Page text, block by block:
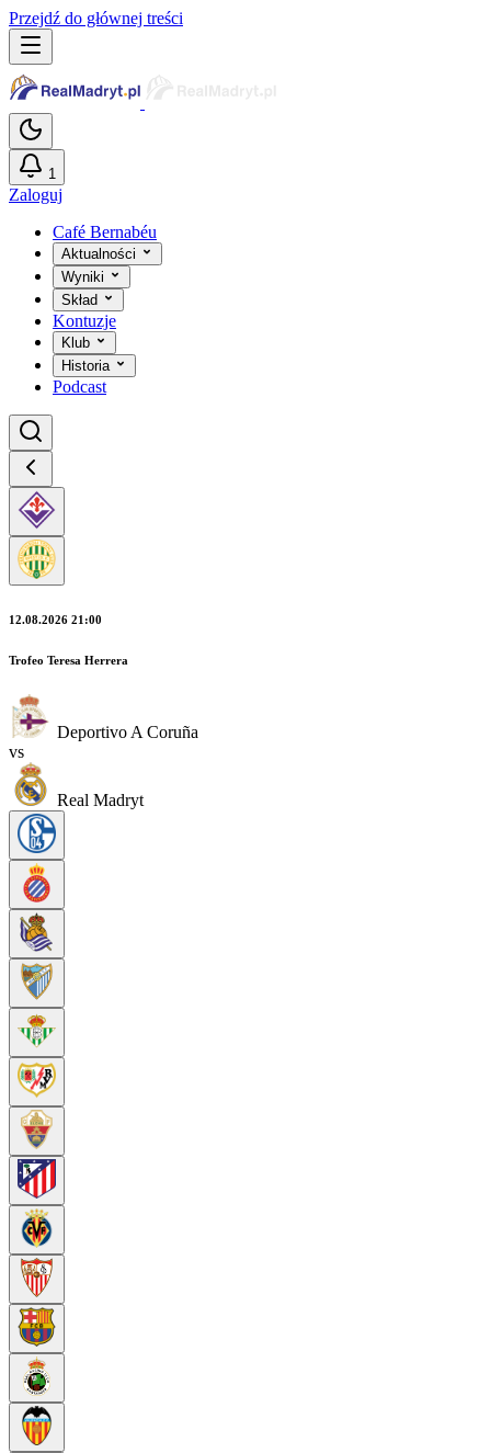
Przejdź do głównej treści
1
Zaloguj
Café Bernabéu
Aktualności
Wyniki
Skład
Kontuzje
Klub
Historia
Podcast
12.08.2026 21:00
Trofeo Teresa Herrera
Deportivo A Coruña
vs
Real Madryt